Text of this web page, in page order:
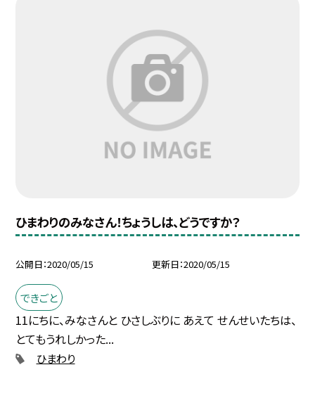
ひまわりのみなさん！ちょうしは、どうですか？
公開日 2020/05/15 更新日 2020/05/15
できごと
11にちに、みなさんと ひさしぶりに あえて せんせいたちは、
とてもうれしかった...
ひまわり